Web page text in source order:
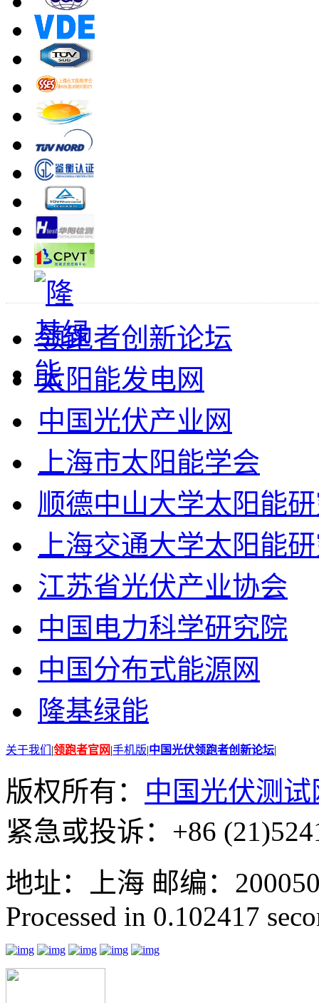
领跑者创新论坛
太阳能发电网
中国光伏产业网
上海市太阳能学会
顺德中山大学太阳能
上海交通大学太阳能
江苏省光伏产业协会
中国电力科学研究院
中国分布式能源网
隆基绿能
关于我们 |领跑者官网|手机版|中国光伏领跑者创新论坛|
版权所有： 中国光伏测试
紧急或投诉：+86
地址：上海 邮编：
Processed in 0.102417